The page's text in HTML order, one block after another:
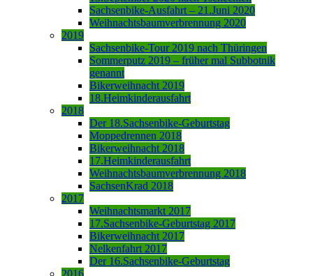
Sachsenbike-Ausfahrt – 21.Juni 2020
Weihnachtsbaumverbrennung 2020
2019
Sachsenbike-Tour 2019 nach Thüringen
Sommerputz 2019 – früher mal Subbotnik
genannt
Bikerweihnacht 2019
18.Heimkinderausfahrt
2018
Der 18.Sachsenbike-Geburtstag
Moppedrennen 2018
Bikerweihnacht 2018
17.Heimkinderausfahrt
Weihnachtsbaumverbrennung 2018
SachsenKrad 2018
2017
Weihnachtsmarkt 2017
17.Sachsenbike-Geburtstag 2017
Bikerweihnacht 2017
Nelkenfahrt 2017
Der 16.Sachsenbike-Geburtstag
2016